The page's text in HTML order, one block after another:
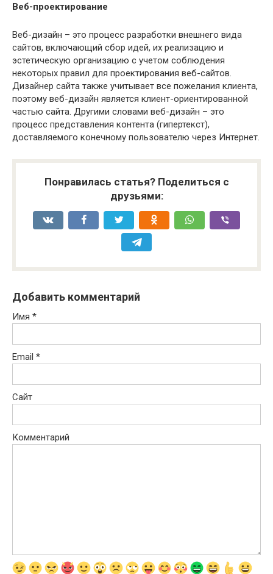
Веб-проектирование
Веб-дизайн – это процесс разработки внешнего вида
сайтов, включающий сбор идей, их реализацию и
эстетическую организацию с учетом соблюдения
некоторых правил для проектирования веб-сайтов.
Дизайнер сайта также учитывает все пожелания клиента,
поэтому веб-дизайн является клиент-ориентированной
частью сайта. Другими словами веб-дизайн – это
процесс представления контента (гипертекст),
доставляемого конечному пользователю через Интернет.
Понравилась статья? Поделиться с
друзьями:
Добавить комментарий
Имя *
Email *
Сайт
Комментарий